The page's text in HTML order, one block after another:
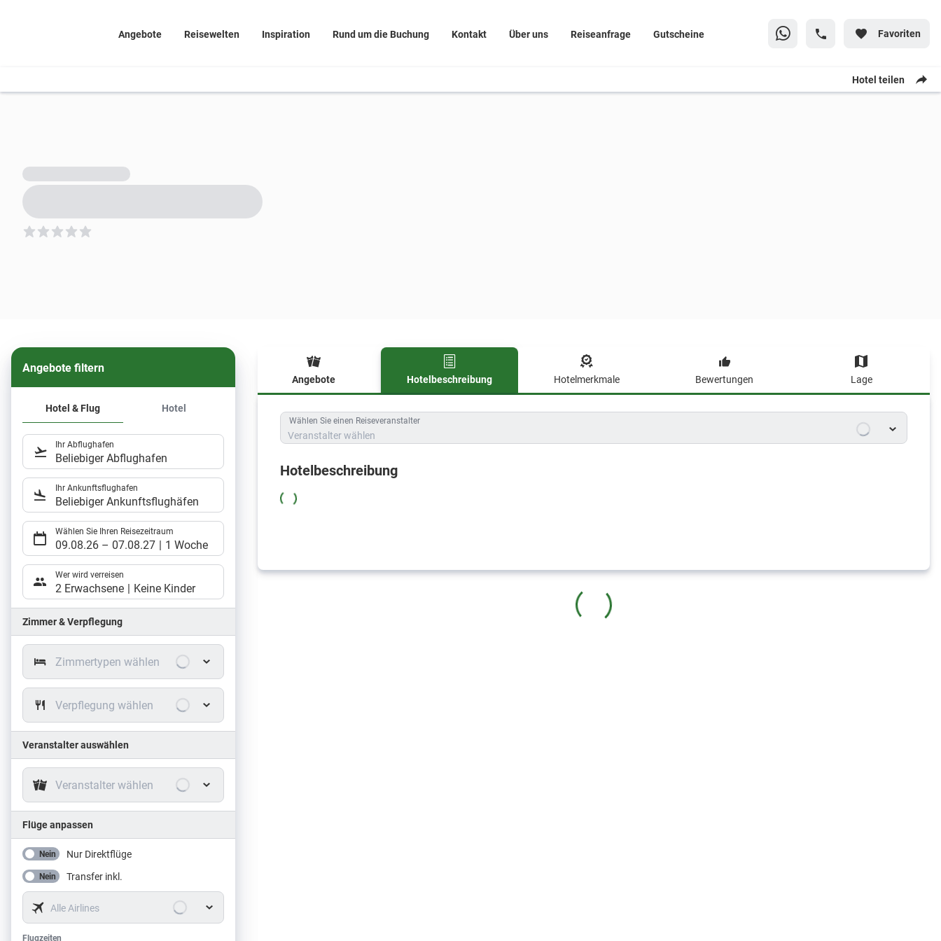
Angebote Reisewelten Inspiration Rund um die Buchung Kontakt Über uns Reiseanfrage Gutscheine Favoriten
Hotel teilen
5
Angebote filtern
Hotel & Flug Hotel
Ihr Abflughafen
Beliebiger Abflughafen
Ihr Ankunftsflughafen
Beliebiger Ankunftsflughäfen
Wählen Sie Ihren Reisezeitraum
09.08.26 – 07.08.27 1 Woche
Wer wird verreisen
2 Erwachsene Keine Kinder
Zimmer & Verpflegung
Zimmertypen wählen
Verpflegung wählen
Veranstalter auswählen
Veranstalter wählen
Flüge anpassen
Nein Nur Direktflüge
Nein Transfer inkl.
Alle Airlines
Flugzeiten
Flugzeiten
Angebote Hotelbeschreibung Hotelmerkmale Bewertungen Lage
Hotelbeschreibung
Wählen Sie einen Reiseveranstalter
Veranstalter wählen
Hotelbeschreibung